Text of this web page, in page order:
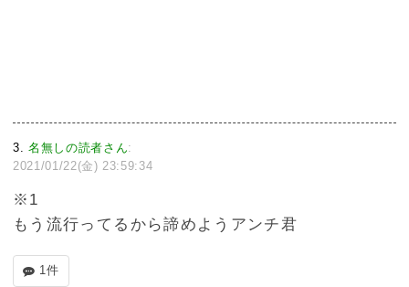
3 名無しの読者さん:
2021/01/22(金) 23:59:34
※1
もう流行ってるから諦めようアンチ君
1件